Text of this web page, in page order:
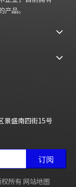
立即报警。通过单
立自主开发，拥有核
加热板之间只有一
。
；
用温度均匀度有保
使用过程中可通过
率加热管来调整加
业从事半导体设备
米级贴片机、高精度
装，纳米银烧结印
、真空烧结炉，目
等领域有成熟的
品。
景盛南四街15号
订阅
所有 网站地图